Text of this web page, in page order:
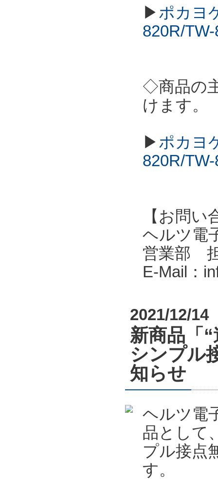
▶ポカヨ
820R/
◇商品の
けます。
▶ポカヨ
820R/
【お問い
ヘルツ電
営業部
E-Mail：
2021/12/14
新商品「
シンプル
知らせ
ヘルツ電
品として
プル接点
す。